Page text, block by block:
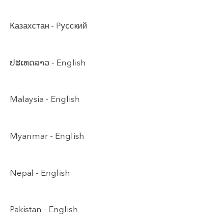
Казахстан - Pусский
ປະເທດລາວ - English
Malaysia - English
Myanmar - English
Nepal - English
Pakistan - English